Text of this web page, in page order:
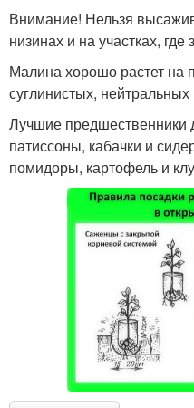
Внимание! Нельзя
низинах и на участках, где
Малина хорошо растет на
суглинистых, нейтральных
Лучшие предшественники
патиссоны, кабачки и
помидоры, картофель и